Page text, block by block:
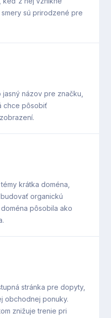
sú prirodzené pre
názov pre značku,
chce pôsobiť
krátka doména,
organickú
pôsobila ako
stránka pre dopyty,
obchodnej ponuky.
znižuje trenie pri